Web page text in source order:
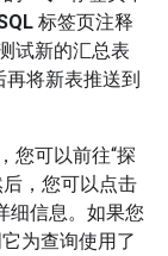
标签页注释
试新的汇总表
将新表推送到
，您可以前往“探
，您可以点击
细信息。如果您
为查询使用了